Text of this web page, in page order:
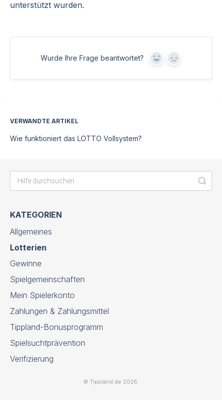
unterstützt wurden.
Wurde Ihre Frage beantwortet? Yes No
VERWANDTE ARTIKEL
Wie funktioniert das LOTTO Vollsystem?
KATEGORIEN
Allgemeines
Lotterien
Gewinne
Spielgemeinschaften
Mein Spielerkonto
Zahlungen & Zahlungsmittel
Tippland-Bonusprogramm
Spielsuchtprävention
Verifizierung
© Tippland.de 2026.